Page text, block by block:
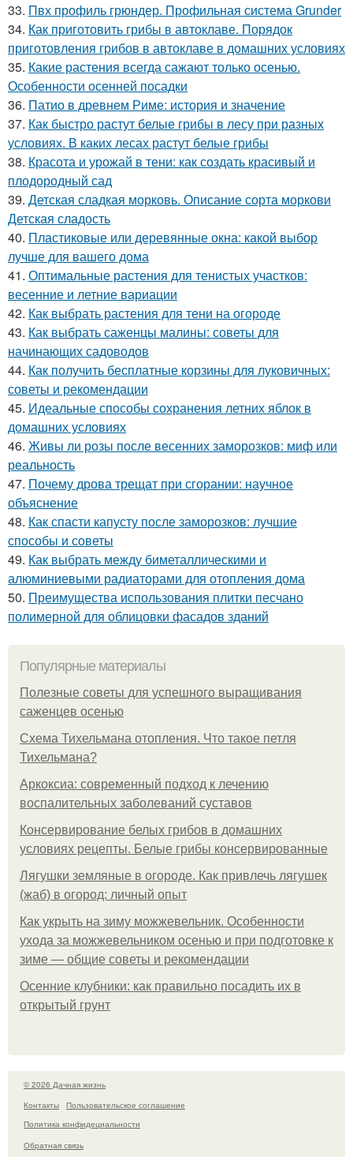
33. Пвх профиль грюндер. Профильная система Grunder
34. Как приготовить грибы в автоклаве. Порядок
приготовления грибов в автоклаве в домашних условиях
35. Какие растения всегда сажают только осенью.
Особенности осенней посадки
36. Патио в древнем Риме: история и значение
37. Как быстро растут белые грибы в лесу при разных
условиях. В каких лесах растут белые грибы
38. Красота и урожай в тени: как создать красивый и
плодородный сад
39. Детская сладкая морковь. Описание сорта моркови
Детская сладость
40. Пластиковые или деревянные окна: какой выбор
лучше для вашего дома
41. Оптимальные растения для тенистых участков:
весенние и летние вариации
42. Как выбрать растения для тени на огороде
43. Как выбрать саженцы малины: советы для
начинающих садоводов
44. Как получить бесплатные корзины для луковичных:
советы и рекомендации
45. Идеальные способы сохранения летних яблок в
домашних условиях
46. Живы ли розы после весенних заморозков: миф или
реальность
47. Почему дрова трещат при сгорании: научное
объяснение
48. Как спасти капусту после заморозков: лучшие
способы и советы
49. Как выбрать между биметаллическими и
алюминиевыми радиаторами для отопления дома
50. Преимущества использования плитки песчано
полимерной для облицовки фасадов зданий
Популярные материалы
Полезные советы для успешного выращивания
саженцев осенью
Схема Тихельмана отопления. Что такое петля
Тихельмана?
Аркоксиа: современный подход к лечению
воспалительных заболеваний суставов
Консервирование белых грибов в домашних
условиях рецепты. Белые грибы консервированные
Лягушки земляные в огороде. Как привлечь лягушек
(жаб) в огород: личный опыт
Как укрыть на зиму можжевельник. Особенности
ухода за можжевельником осенью и при подготовке к
зиме — общие советы и рекомендации
Осенние клубники: как правильно посадить их в
открытый грунт
© 2026 Дачная жизнь
Контакты
Пользовательское соглашение
Политика конфидециальности
Обратная связь